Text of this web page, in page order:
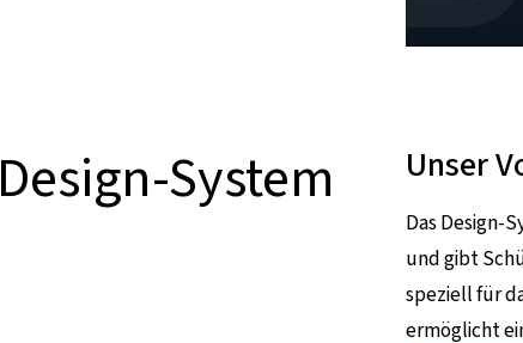
Design-System Unser
Das Design-
und gibt
speziell für
ermöglicht